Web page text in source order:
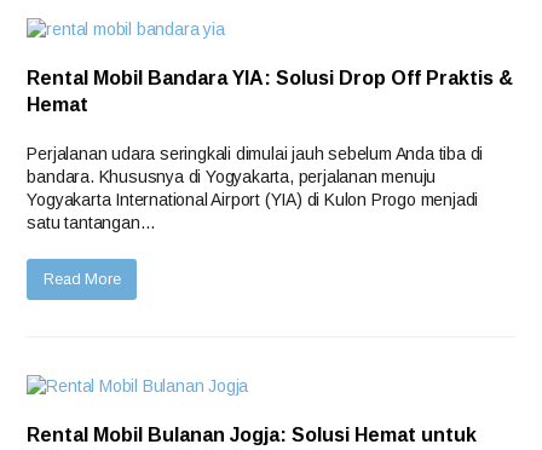
Rental Mobil Bandara YIA: Solusi Drop Off Praktis &
Hemat
Perjalanan udara seringkali dimulai jauh sebelum Anda tiba di
bandara. Khususnya di Yogyakarta, perjalanan menuju
Yogyakarta International Airport (YIA) di Kulon Progo menjadi
satu tantangan…
Read More
Rental Mobil Bulanan Jogja: Solusi Hemat untuk